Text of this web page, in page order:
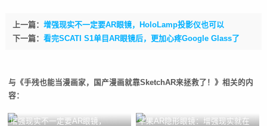
上一篇： 增强现实不一定要AR眼镜，HoloLamp投影仪也可以
下一篇： 看完SCATI S1单目AR眼镜后，更加心疼Google Glass了
与《手残也能当漫画家，国产漫画就靠SketchAR来拯救了！》相关的内
容：
增强现实不一定要AR眼镜，
苹果AR隐形眼镜：增强现实就在